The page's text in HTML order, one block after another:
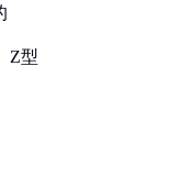
Z型